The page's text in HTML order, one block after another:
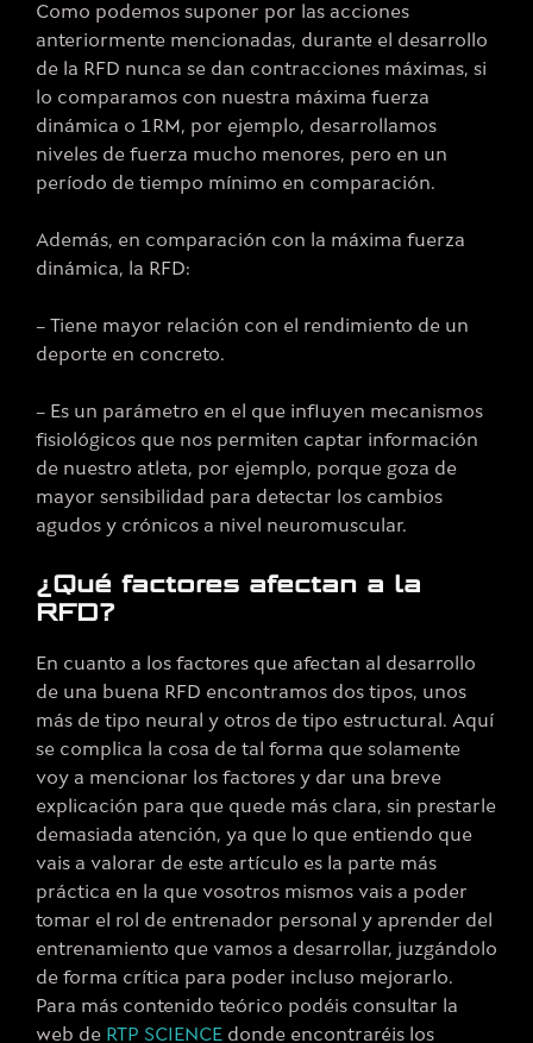
Como podemos suponer por las acciones
anteriormente mencionadas, durante el desarrollo
de la RFD nunca se dan contracciones máximas, si
lo comparamos con nuestra máxima fuerza
dinámica o 1RM, por ejemplo, desarrollamos
niveles de fuerza mucho menores, pero en un
período de tiempo mínimo en comparación.
Además, en comparación con la máxima fuerza
dinámica, la RFD:
– Tiene mayor relación con el rendimiento de un
deporte en concreto.
– Es un parámetro en el que influyen mecanismos
fisiológicos que nos permiten captar información
de nuestro atleta, por ejemplo, porque goza de
mayor sensibilidad para detectar los cambios
agudos y crónicos a nivel neuromuscular.
¿Qué factores afectan a la
RFD?
En cuanto a los factores que afectan al desarrollo
de una buena RFD encontramos dos tipos, unos
más de tipo neural y otros de tipo estructural. Aquí
se complica la cosa de tal forma que solamente
voy a mencionar los factores y dar una breve
explicación para que quede más clara, sin prestarle
demasiada atención, ya que lo que entiendo que
vais a valorar de este artículo es la parte más
práctica en la que vosotros mismos vais a poder
tomar el rol de entrenador personal y aprender del
entrenamiento que vamos a desarrollar, juzgándolo
de forma crítica para poder incluso mejorarlo.
Para más contenido teórico podéis consultar la
web de RTP SCIENCE donde encontraréis los